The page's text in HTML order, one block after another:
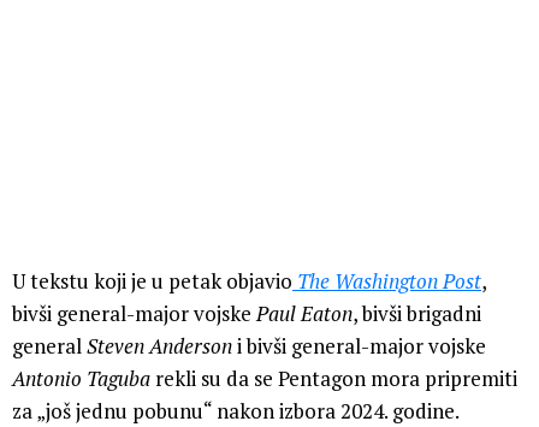
U tekstu koji je u petak objavio The Washington Post,
bivši general-major vojskePaul Eaton, bivši brigadni
generalSteven Andersoni bivši general-major vojske
Antonio Taguba rekli su da se Pentagon mora pripremiti
za „još jednu pobunu“ nakon izbora 2024. godine.